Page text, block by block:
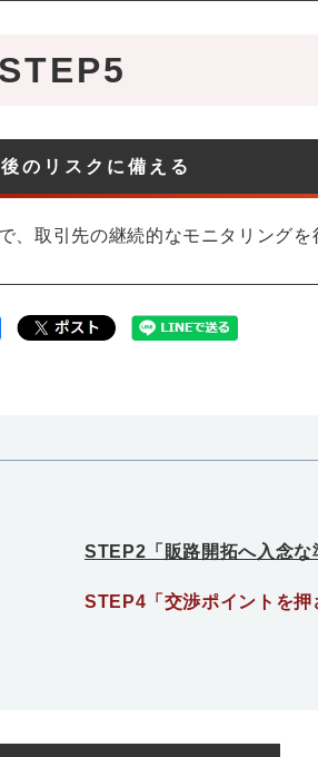
STEP5
のリスクに備える
、取引先の継続的なモニタリングを
STEP2「販路開拓へ入念な
STEP4「交渉ポイントを押